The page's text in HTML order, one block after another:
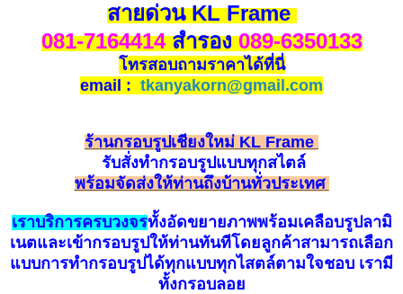
สายด่วน KL Frame
081-7164414สำรอง089-6350133
โทรสอบถามราคาได้ที่นี่
email : tkanyakorn@gmail.com
ร้านกรอบรูปเชียงใหม่ KL Frame
รับสั่งทำกรอบรูปแบบทุกสไตล์
พร้อมจัดส่งให้ท่านถึงบ้านทั่วประเทศ
เราบริการครบวงจรทั้งอัดขยายภาพพร้อมเคลือบรูปลามิ
เนตและเข้ากรอบรูปให้ท่านทันทีโดยลูกค้าสามารถเลือก
แบบการทำกรอบรูปได้ทุกแบบทุกไสตล์ตามใจชอบ เรามี
ทั้งกรอบลอย